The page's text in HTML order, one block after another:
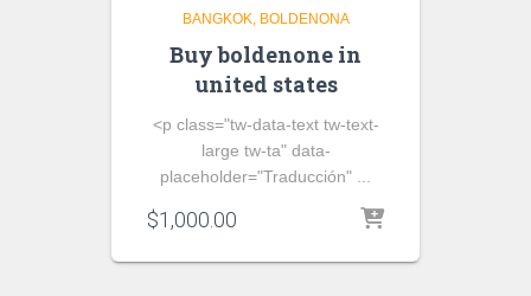
BANGKOK BOLDENONA
Buy boldenone in
united states
<p class="tw-data-text tw-text-
large tw-ta" data-
placeholder="Traducción" ...
$1,000.00